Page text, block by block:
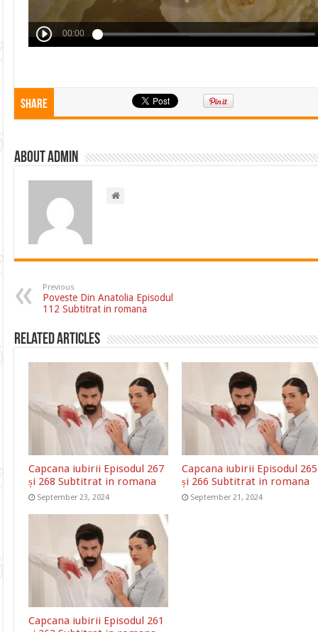
Share
About admin
Previous
Poveste Din Anatolia Episodul
112 Subtitrat in romana
Related Articles
Capcana iubirii Episodul 267
și 268 Subtitrat in romana
September 23, 2024
Capcana iubirii Episodul 265
și 266 Subtitrat in romana
September 21, 2024
Capcana iubirii Episodul 261